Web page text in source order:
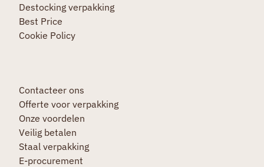
Destocking verpakking
Best Price
Cookie Policy
Contacteer ons
Offerte voor verpakking
Onze voordelen
Veilig betalen
Staal verpakking
E-procurement